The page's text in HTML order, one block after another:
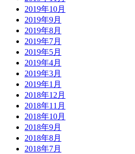
2019年10月
2019年9月
2019年8月
2019年7月
2019年5月
2019年4月
2019年3月
2019年1月
2018年12月
2018年11月
2018年10月
2018年9月
2018年8月
2018年7月